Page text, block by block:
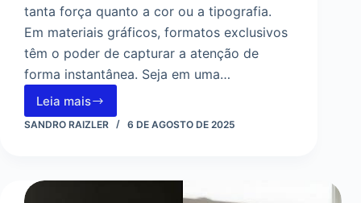
tanta força quanto a cor ou a tipografia.
Em materiais gráficos, formatos exclusivos
têm o poder de capturar a atenção de
forma instantânea. Seja em uma…
Leia mais
Corte
Especial
Como
SANDRO RAIZLER 6 DE AGOSTO DE 2025